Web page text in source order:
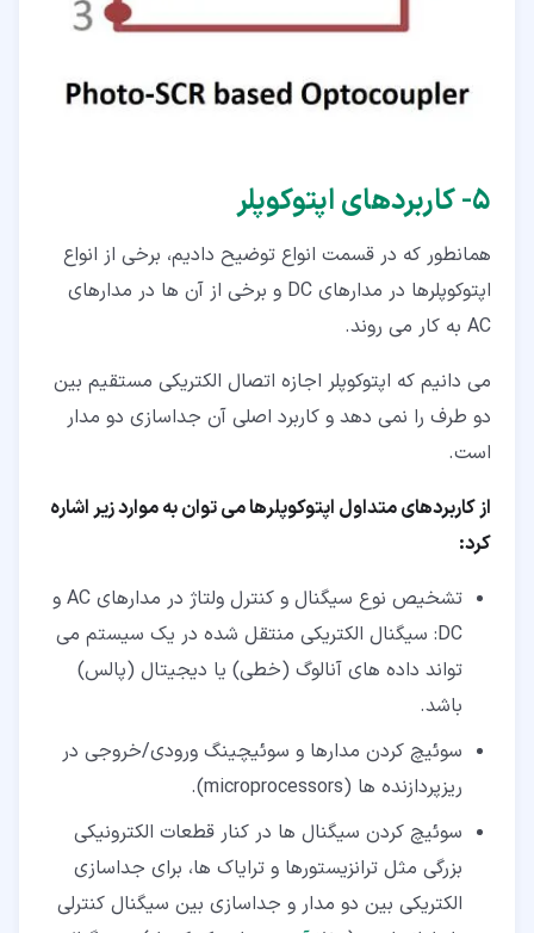
۵‏- کاربردهای اپتوکوپلر
همانطور که در قسمت انواع توضیح دادیم، برخی از انواع
اپتوکوپلرها در مدارهای DC و برخی از آن ها در مدارهای
AC به کار می روند.
می دانیم که اپتوکوپلر اجازه اتصال الکتریکی مستقیم بین
دو طرف را نمی دهد و کاربرد اصلی آن جداسازی دو مدار
است.
از کاربردهای متداول اپتوکوپلرها می توان به موارد زیر اشاره
کرد:
تشخیص نوع سیگنال و کنترل ولتاژ در مدارهای AC و
DC: سیگنال الکتریکی منتقل شده در یک سیستم می
تواند داده های آنالوگ (خطی) یا دیجیتال (پالس)
باشد.
سوئیچ کردن مدارها و سوئیچینگ ورودی/خروجی در
ریزپردازنده ها (microprocessors).
سوئیچ کردن سیگنال ها در کنار قطعات الکترونیکی
بزرگی مثل ترانزیستورها و ترایاک ها، برای جداسازی
الکتریکی بین دو مدار و جداسازی بین سیگنال کنترلی